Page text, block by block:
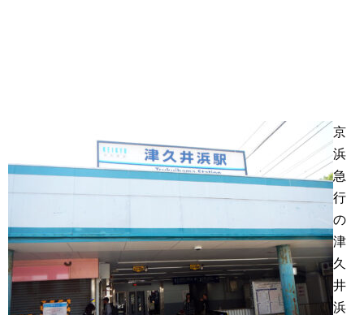
京
浜
急
行
の
津
久
井
浜